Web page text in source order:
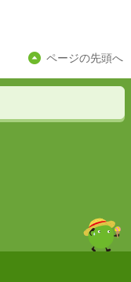
ページの先頭へ